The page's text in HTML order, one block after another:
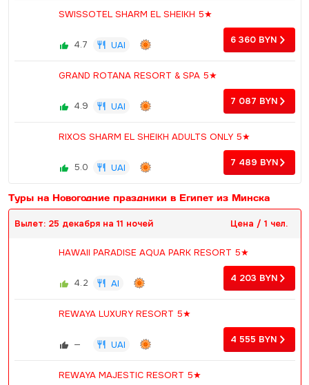
SWISSOTEL SHARM EL SHEIKH 5★
4.7 UAI 6 360 BYN
GRAND ROTANA RESORT & SPA 5★
4.9 UAI 7 087 BYN
RIXOS SHARM EL SHEIKH ADULTS ONLY 5★
5.0 UAI 7 489 BYN
Туры на Новогодние праздники в Египет из Минска
Вылет: 25 декабря на 11 ночей Цена / 1 чел.
HAWAII PARADISE AQUA PARK RESORT 5★
4.2 AI 4 203 BYN
REWAYA LUXURY RESORT 5★
— UAI 4 555 BYN
REWAYA MAJESTIC RESORT 5★